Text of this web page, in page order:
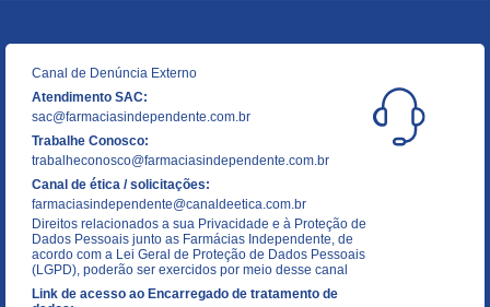
Canal de Denúncia Externo
Atendimento SAC:
sac@farmaciasindependente.com.br
Trabalhe Conosco:
trabalheconosco@farmaciasindependente.com.br
Canal de ética / solicitações:
farmaciasindependente@canaldeetica.com.br
Direitos relacionados a sua Privacidade e à Proteção de
Dados Pessoais junto as Farmácias Independente, de
acordo com a Lei Geral de Proteção de Dados Pessoais
(LGPD), poderão ser exercidos por meio desse canal
Link de acesso ao Encarregado de tratamento de